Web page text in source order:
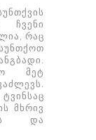
ჩვენი
რაც
მეტ
მხრივ
და